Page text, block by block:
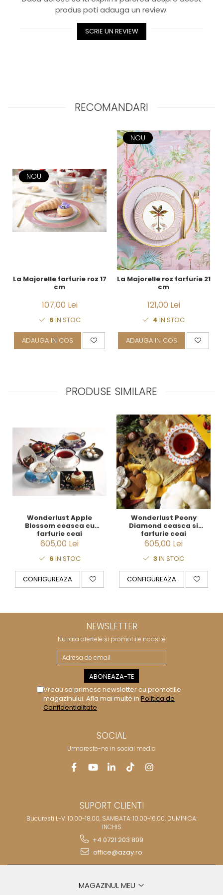
CHIQUE STRIPES GALBEN
produs poti adauga un review.
SCRIE UN REVIEW
RECOMANDARI
NOU
La Majorelle farfurie roz 17
cm
107,00 Lei
6 IN STOC
ADAUGA IN COS
NOU
La Majorelle roz farfurie 21
cm
121,00 Lei
4 IN STOC
ADAUGA IN COS
PRODUSE SIMILARE
Wonderlust Apple
Blossom ceasca cu
farfurie ceai
605,00 Lei
6 IN STOC
CONFIGUREAZA
Wonderlust Peony
Diamond ceasca si
farfurie ceai
605,00 Lei
3IN STOC
CONFIGUREAZA
NEWSLETTER
Nu rata ofertele si promotiile noastre
Vreau sa primesc newsletter cu promotiile
magazinului. Afla mai multe in Politica de
Confidentialitate
SOCIAL
Urmareste-ne in social media
SUPORT CLIENTI
Bucuresti L-V: 10.00-18.00, SAMBATA: 10.00-16.00, DUMINICA:
INCHIS
+4 0721 203 809
office@azay.ro
MAGAZINUL MEU